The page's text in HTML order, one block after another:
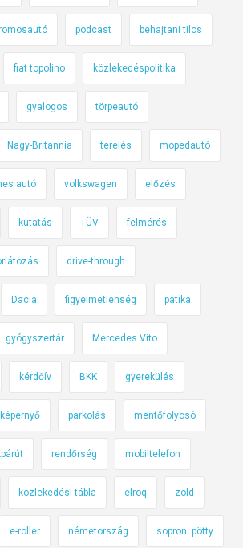
podcast behajtani tilos
fiat topolino közlekedéspolitika
gyalogos törpeautó
Nagy-Britannia terelés mopedautó
autó volkswagen előzés
kutatás TÜV felmérés
drive-through
Dacia figyelmetlenség patika
gyógyszertár Mercedes Vito
kérdőív BKK gyerekülés
képernyő parkolás mentőfolyosó
rendőrség mobiltelefon
közlekedési tábla elroq zöld
e-roller németország sopron. pötty